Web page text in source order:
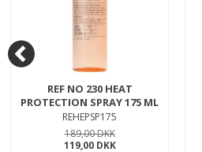
REF NO 230 HEAT
PROTECTION SPRAY 175 ML
REHEPSP175
189,00 DKK
119,00 DKK